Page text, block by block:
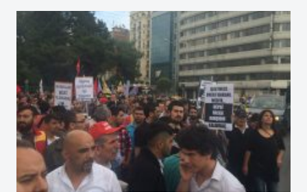
TEMSILCILIĞI
SOMA
İÇIN
YÜRÜDÜ